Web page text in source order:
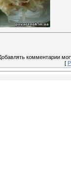
комментарии
[